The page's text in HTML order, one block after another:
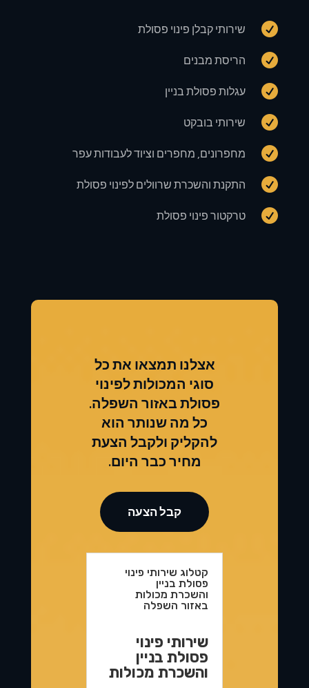
 שירותי קבלן פינוי פסולת
 הריסת מבנים
 עגלות פסולת בניין
 שירותי בובקט
 מחפרונים, מחפרים וציוד לעבודות עפר
 התקנת והשכרת שרוולים לפינוי פסולת
 טרקטור פינוי פסולת
אצלנו תמצאו את כל
סוגי המכולות לפינוי
פסולת באזור השפלה.
כל מה שנותר הוא
להקליק ולקבל הצעת
מחיר כבר היום.
קבל הצעה
קטלוג שירותי פינוי
פסולת בניין
והשכרת מכולות
באזור השפלה
שירותי פינוי
פסולת בניין
והשכרת מכולות